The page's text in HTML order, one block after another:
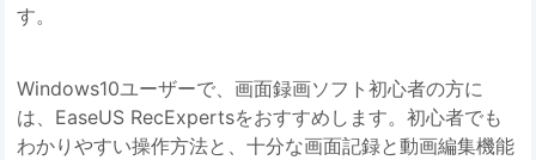
す。
Windows10ユーザーで、画面録画ソフト初心者の方に
は、EaseUS RecExpertsをおすすめします。初心者でも
わかりやすい操作方法と、十分な画面記録と動画編集機能